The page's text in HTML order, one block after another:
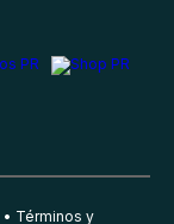
Términos y